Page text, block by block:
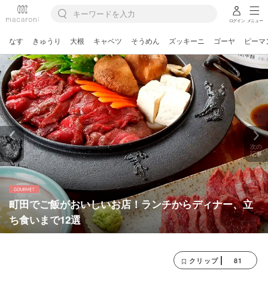
ログイン メニュー
なす きゅうり 大根 キャベツ そうめん ズッキーニ ゴーヤ ピーマ
町田でご飯がおいしいお店！ランチからディナー、立
ち食いまで12選
前の
記事
次の
記事
クリップ 81